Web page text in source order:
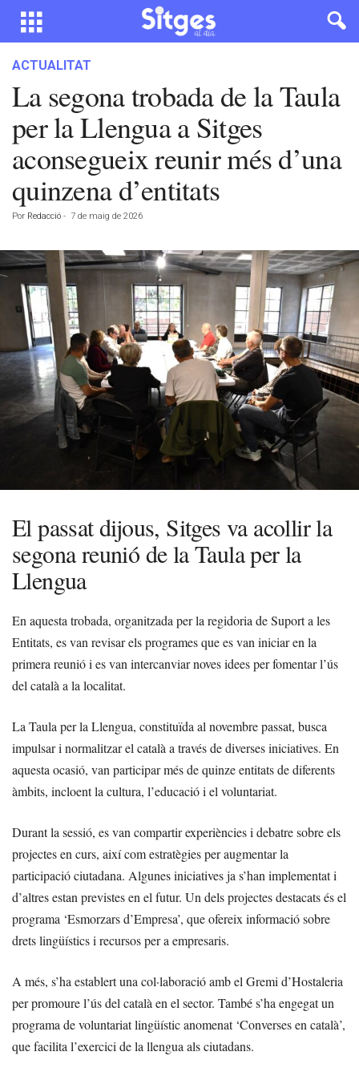
ACTUALITAT
La segona trobada de la Taula
per la Llengua a Sitges
aconsegueix reunir més d’una
quinzena d’entitats
Por Redacció - 7 de maig de 2026
El passat dijous, Sitges va acollir la
segona reunió de la Taula per la
Llengua
En aquesta trobada, organitzada per la regidoria de Suport a les
Entitats, es van revisar els programes que es van iniciar en la
primera reunió i es van intercanviar noves idees per fomentar l’ús
del català a la localitat.
La Taula per la Llengua, constituïda al novembre passat, busca
impulsar i normalitzar el català a través de diverses iniciatives. En
aquesta ocasió, van participar més de quinze entitats de diferents
àmbits, incloent la cultura, l’educació i el voluntariat.
Durant la sessió, es van compartir experiències i debatre sobre els
projectes en curs, així com estratègies per augmentar la
participació ciutadana. Algunes iniciatives ja s’han implementat i
d’altres estan previstes en el futur. Un dels projectes destacats és el
programa ‘Esmorzars d’Empresa’, que ofereix informació sobre
drets lingüístics i recursos per a empresaris.
A més, s’ha establert una col·laboració amb el Gremi d’Hostaleria
per promoure l’ús del català en el sector. També s’ha engegat un
programa de voluntariat lingüístic anomenat ‘Converses en català’,
que facilita l’exercici de la llengua als ciutadans.